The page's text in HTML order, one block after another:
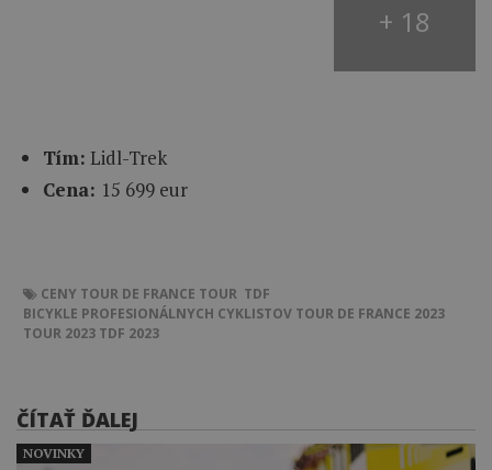
+ 18
Tím: Lidl-Trek
Cena: 15 699 eur
CENY TOUR DE FRANCE TOUR TDF
BICYKLE PROFESIONÁLNYCH CYKLISTOV TOUR DE FRANCE 2023
TOUR 2023 TDF 2023
ČÍTAŤ ĎALEJ
NOVINKY